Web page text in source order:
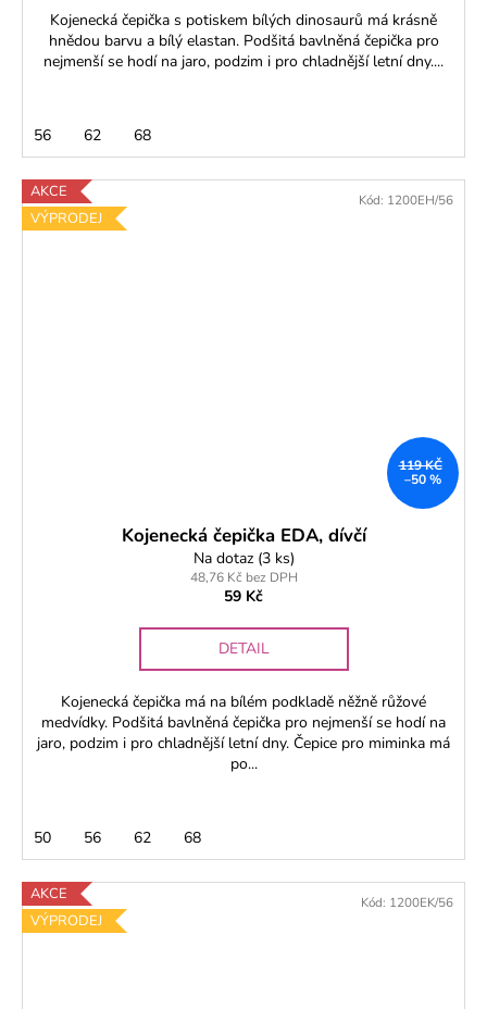
Kojenecká čepička s potiskem bílých dinosaurů má krásně
hnědou barvu a bílý elastan. Podšitá bavlněná čepička pro
nejmenší se hodí na jaro, podzim i pro chladnější letní dny....
56 62 68
AKCE
VÝPRODEJ
119 KČ
–50 %
Kojenecká čepička EDA, dívčí
Na dotaz (3 ks)
48,76 Kč bez DPH
59 Kč
DETAIL
Kojenecká čepička má na bílém podkladě něžně růžové
medvídky. Podšitá bavlněná čepička pro nejmenší se hodí na
jaro, podzim i pro chladnější letní dny. Čepice pro miminka má
po...
50 56 62 68
Kód: 1200EH/56
AKCE
VÝPRODEJ
Kód: 1200EK/56